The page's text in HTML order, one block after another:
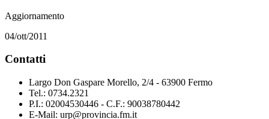
Aggiornamento
04/ott/2011
Contatti
Largo Don Gaspare Morello, 2/4 - 63900 Fermo
Tel.: 0734.2321
P.I.: 02004530446 - C.F.: 90038780442
E-Mail: urp@provincia.fm.it